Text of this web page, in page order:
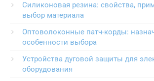
Силиконовая резина: свойства,
выбор материала
Оптоволоконные патч-корды:
особенности выбора
Устройства дуговой защиты для
оборудования